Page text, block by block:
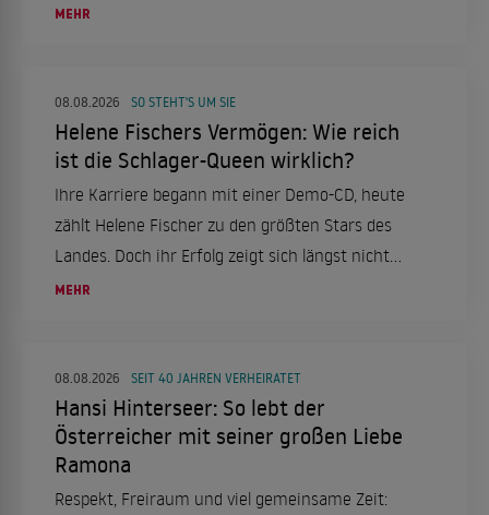
Weg verändert hat.
MEHR
08.08.2026 SO STEHT'S UM SIE
Helene Fischers Vermögen: Wie reich
ist die Schlager-Queen wirklich?
Ihre Karriere begann mit einer Demo-CD, heute
zählt Helene Fischer zu den größten Stars des
Landes. Doch ihr Erfolg zeigt sich längst nicht
nur auf der Bühne.
MEHR
08.08.2026 SEIT 40 JAHREN VERHEIRATET
Hansi Hinterseer: So lebt der
Österreicher mit seiner großen Liebe
Ramona
Respekt, Freiraum und viel gemeinsame Zeit: